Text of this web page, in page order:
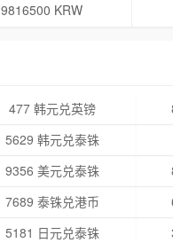
9816500 KRW
477 韩元兑英镑
5629 韩元兑泰铢
9356 美元兑泰铢
7689 泰铢兑港币
5181 日元兑泰铢